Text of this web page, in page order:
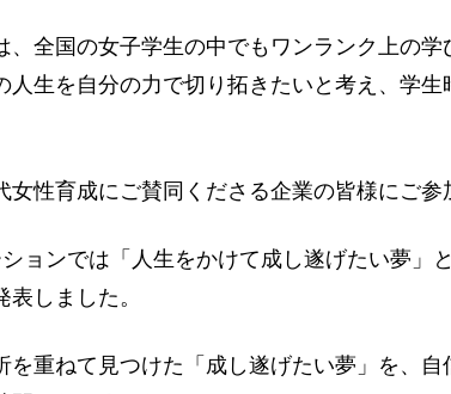
、全国の女子学生の中でもワンランク上の
人生を自分の力で切り拓きたいと考え、学
女性育成にご賛同くださる企業の皆様にご参
ョンでは「人生をかけて成し遂げたい夢
しました。
を重ねて見つけた「成し遂げたい夢」を、